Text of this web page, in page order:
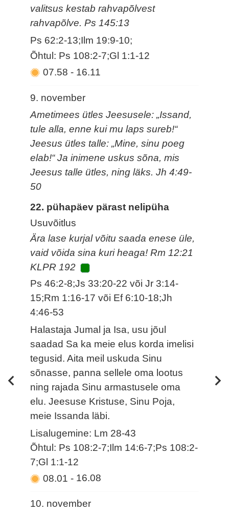
valitsus kestab rahvapõlvest
rahvapõlve. Ps 145:13
Ps 62:2-13;Ilm 19:9-10;
Õhtul: Ps 108:2-7;Gl 1:1-12
07.58- 16.11
9. november
Ametimees ütles Jeesusele: „Issand,
tule alla, enne kui mu laps sureb!“
Jeesus ütles talle: „Mine, sinu poeg
elab!“ Ja inimene uskus sõna, mis
Jeesus talle ütles, ning läks. Jh 4:49-
50
22. pühapäev pärast nelipüha
Usuvõitlus
Ära lase kurjal võitu saada enese üle,
vaid võida sina kuri heaga! Rm 12:21
KLPR 192
Ps 46:2-8;Js 33:20-22 või Jr 3:14-
15;Rm 1:16-17 või Ef 6:10-18;Jh
4:46-53
Halastaja Jumal ja Isa, usu jõul
saadad Sa ka meie elus korda imelisi
tegusid. Aita meil uskuda Sinu
sõnasse, panna sellele oma lootus
ning rajada Sinu armastusele oma
elu. Jeesuse Kristuse, Sinu Poja,
meie Issanda läbi.
Lisalugemine: Lm 28-43
Õhtul: Ps 108:2-7;Ilm 14:6-7;Ps 108:2-
7;Gl 1:1-12
08.01- 16.08
10. november